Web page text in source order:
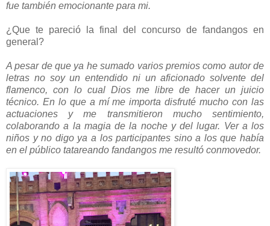
fue también emocionante para mi.
¿Que te pareció la final del concurso de fandangos en
general?
A pesar de que ya he sumado varios premios como autor de
letras no soy un entendido ni un aficionado solvente del
flamenco, con lo cual Dios me libre de hacer un juicio
técnico. En lo que a mí me importa disfruté mucho con las
actuaciones y me transmitieron mucho sentimiento,
colaborando a la magia de la noche y del lugar. Ver a los
niños y no digo ya a los participantes sino a los que había
en el público tatareando fandangos me resultó conmovedor.